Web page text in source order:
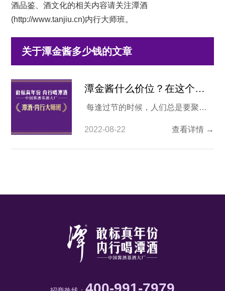
酒品鉴、酒文化的相关内容请关注潭酒
(http://www.tanjiu.cn)内行大师班。
关于潭金酱多少钱的文章
潭金酱什么价位？在这个价格段值得购入吗？
每逢过节的时候，人们总是要聚在
不了的。提起美酒，似乎各地都有美
酒，有些更是流传上百年的品牌好
2022-08-22 查看详情 →